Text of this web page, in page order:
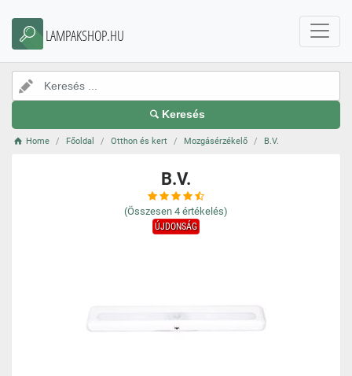
LAMPAKSHOP.HU
Keresés
Home Főoldal Otthon és kert Mozgásérzékelő B.V.
B.V.
(Összesen 4 értékelés)
ÚJDONSÁG